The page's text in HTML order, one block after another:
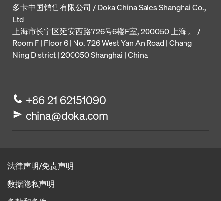
多卡中国销售有限公司 / Doka China Sales Shanghai Co.,
Ltd
上海市长宁区延安西路726号6楼F室, 200050 上海 。 /
Room F | Floor 6 | No. 726 West Yan An Road | Chang
Ning District | 200050 Shanghai | China
+86 21 62151090
china@doka.com
法律声明/免责声明
数据隐私声明